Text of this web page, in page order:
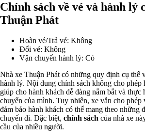
Chính sách về vé và hành lý
Thuận Phát
Hoàn vé/Trả vé: Không
Đổi vé: Không
Vận chuyển hành lý: Có
Nhà xe Thuận Phát có những quy định cụ thể
hành lý. Nội dung chính sách không cho phép
giúp cho hành khách dễ dàng nắm bắt và thực
chuyển của mình. Tuy nhiên, xe vẫn cho phép
đảm bảo hành khách có thể mang theo những
chuyến đi. Đặc biệt, chính sách của nhà xe
cầu của nhiều người.